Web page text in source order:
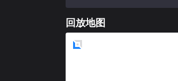
回放地图